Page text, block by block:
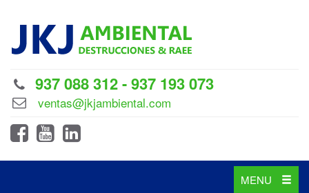
937 088 312 - 937 193 073
ventas@jkjambiental.com
Toggle
MENU